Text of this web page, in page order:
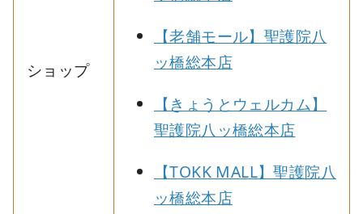
ショップ
【老舗モール】聖護院八
ッ橋総本店
【きょうとウェルカム】
聖護院八ッ橋総本店
【TOKK MALL】聖護院八
ッ橋総本店